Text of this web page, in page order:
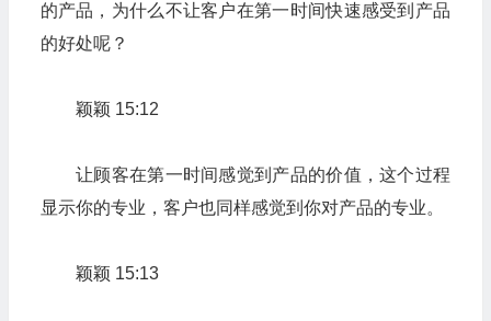
的产品，为什么不让客户在第一时间快速感受到产品
的好处呢？
颖颖 15:12
让顾客在第一时间感觉到产品的价值，这个过程
显示你的专业，客户也同样感觉到你对产品的专业。
颖颖 15:13